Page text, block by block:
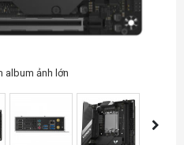
album ảnh lớn